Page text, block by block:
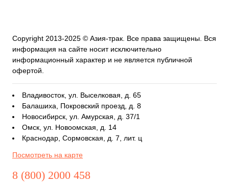
Copyright 2013-2025 © Азия-трак. Все права защищены. Вся
информация на сайте носит исключительно
информационный характер и не является публичной
офертой.
Владивосток, ул. Выселковая, д. 65
Балашиха, Покровский проезд, д. 8
Новосибирск, ул. Амурская, д. 37/1
Омск, ул. Новоомская, д. 14
Краснодар, Сормовская, д. 7, лит. ц
Посмотреть на карте
8 (800) 2000 458